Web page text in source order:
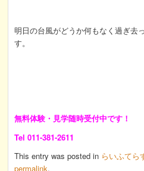
明日の台風がどうか何もなく過ぎ去
す。
無料体験・見学随時受付中です！
Tel 011-381-2611
This entry was posted in らいふてら
permalink.